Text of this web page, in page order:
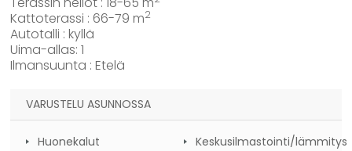
Kattoterassi : 66-79 m2
Autotalli : kyllä
Uima-allas: 1
Ilmansuunta : Etelä
VARUSTELU ASUNNOSSA
Huonekalut
Keskusilmastointi/lämmitys